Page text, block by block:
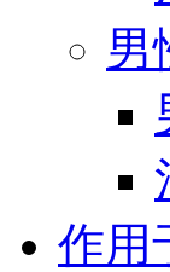
男
作用